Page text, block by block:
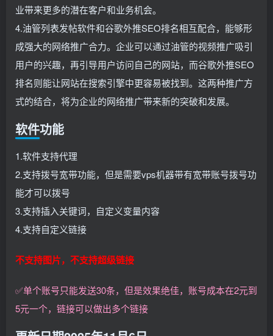
业带来更多的潜在客户和业务机会。
4.油管列表发帖软件和谷歌外推SEO排名相互配合，能够形
成强大的网络推广合力。企业可以通过油管的视频推广吸引
用户的兴趣，再引导用户访问自己的网站，而谷歌外推SEO
排名则能让网站在搜索引擎中更容易被找到。这两种推广方
式的结合，将为企业的网络推广带来新的突破和发展。
软件功能
1.软件支持代理
2.支持拨号宽带功能，但是需要vps机器带有宽带账号拨号功
能才可以拨号
3.支持插入关键词，自定义变量内容
4.支持自定义链接
不支持图片，不支持超级链接
✅单个账号只能发送30条，但是效果绝佳，账号成本在2元到
5元一个，链接可以做出多个链接